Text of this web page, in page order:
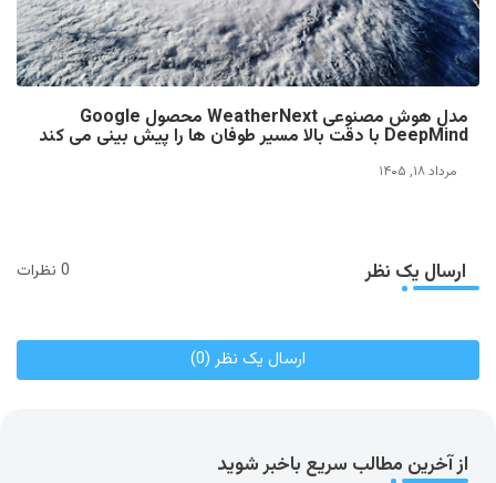
مدل هوش مصنوعی WeatherNext محصول Google
DeepMind با دقت بالا مسیر طوفان ها را پیش بینی می کند
مرداد ۱۸, ۱۴۰۵
ارسال یک نظر 0 نظرات
ارسال یک نظر (0)
از آخرین مطالب سریع باخبر شوید